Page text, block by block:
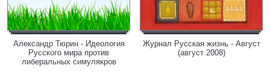
Александр Тюрин - Идеология
Русского мира против
либеральных симулякров
Журнал Русская жизнь - Август
(август 2008)